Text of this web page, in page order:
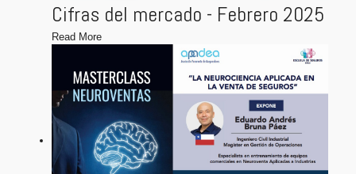
Cifras del mercado - Febrero 2025
Read More